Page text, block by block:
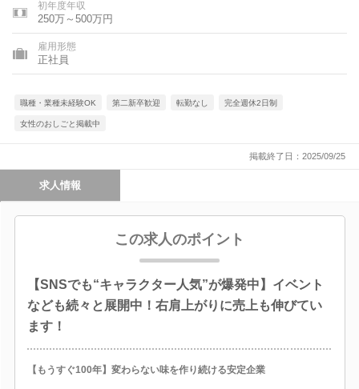
初年度年収
250万～500万円
雇用形態
正社員
職種・業種未経験OK 第二新卒歓迎 転勤なし 完全週休2日制
女性のおしごと掲載中
掲載終了日：2025/09/25
求人情報
この求人のポイント
【SNSでも“キャラクター人気”が爆発中】イベント
なども続々と展開中！右肩上がりに売上も伸びてい
ます！
【もうすぐ100年】変わらない味を作り続ける安定企業